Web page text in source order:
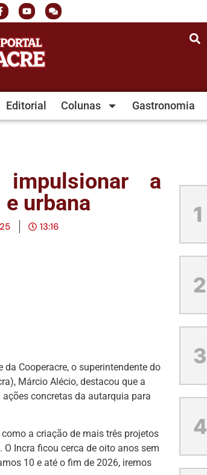
Editorial Colunas Gastronomia
a
urbana
13:16
Cooperacre, o superintendente do
Márcio Alécio, destacou que a
concretas da autarquia para
a criação de mais três projetos
Incra ficou cerca de oito anos sem
10 e até o fim de 2026, iremos
1
2
3
4